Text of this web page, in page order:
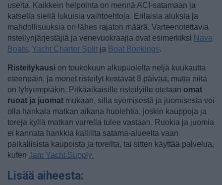
useita. Kaikkein helpointa on mennä ACI-satamaan ja
katsella siellä lukuisia vaihtoehtoja. Erilaisia aluksia ja
mahdollisuuksia on lähes rajaton määrä. Varteenotettavia
risteilynjärjestäjiä ja venevuokraajia ovat esimerkiksi Nava
Boats, Yacht Charter Split ja Boat Bookings.
Risteilykausi on toukokuun alkupuolelta neljä kuukautta
eteenpäin, ja monet risteilyt kestävät 8 päivää, mutta niitä
on lyhyempiäkin. Pitkäaikaisille risteilyille otetaan omat
ruoat ja juomat mukaan, sillä syömisestä ja juomisesta voi
olla hankala matkan aikana huolehtia, joskin kauppoja ja
toreja kyllä matkan varrella tulee vastaan. Ruokia ja juomia
ei kannata hankkia kalliilta satama-alueelta vaan
paikallisista kaupoista ja toreilta, tai sitten käyttää palvelua,
kuten Jam Yacht Supply.
Lisää aiheesta: